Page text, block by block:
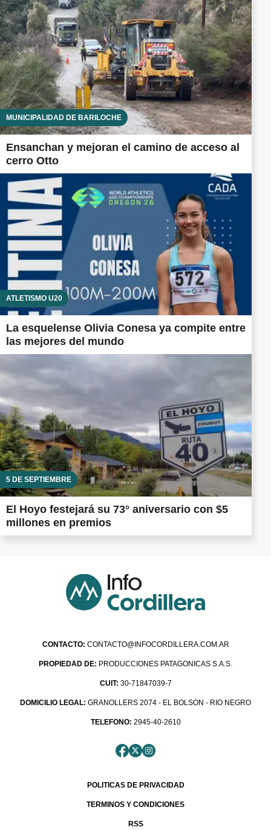
MUNICIPALIDAD DE BARILOCHE
Ensanchan y mejoran el camino de acceso al
cerro Otto
ATLETISMO U20
La esquelense Olivia Conesa ya compite entre
las mejores del mundo
5 DE SEPTIEMBRE
El Hoyo festejará su 73° aniversario con $5
millones en premios
CONTACTO: CONTACTO@INFOCORDILLERA.COM.AR
PROPIEDAD DE: PRODUCCIONES PATAGONICAS S.A.S.
CUIT: 30-71847039-7
DOMICILIO LEGAL: GRANOLLERS 2074 - EL BOLSON - RIO NEGRO
TELEFONO: 2945-40-2610
POLITICAS DE PRIVACIDAD
TERMINOS Y CONDICIONES
RSS